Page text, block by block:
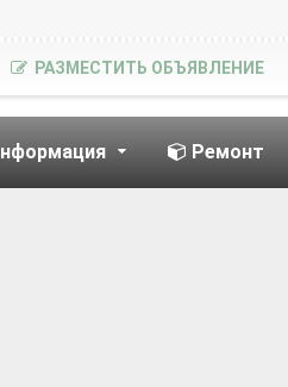
Ремонт
РАЗМЕСТИТЬ ОБЪЯВЛЕНИЕ